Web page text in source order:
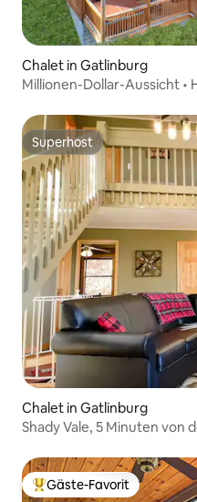
Chalet in Gatlinburg
Millionen-Dollar-Aussicht •
Superhost
Superhost
Chalet in Gatlinburg
Shady Vale, 5 Minuten
Beliebter Gäste-Favorit.
Gäste-Favorit